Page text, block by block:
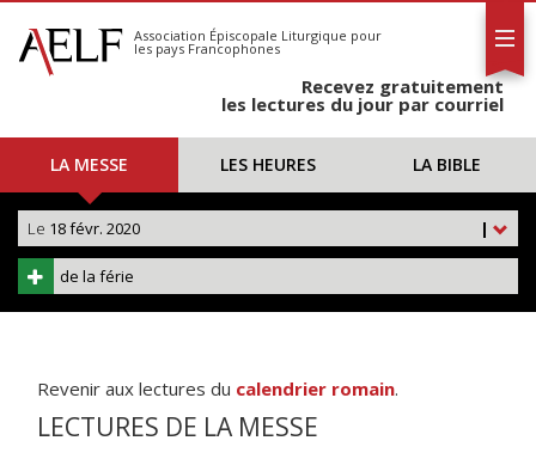
S'abonner
Calendrier
Association Épiscopale Liturgique pour
les pays Francophones
Recevez gratuitement
les lectures du jour par courriel
LA MESSE LES HEURES LA BIBLE
|
Le 18 févr. 2020
de la férie
Revenir aux lectures du calendrier romain.
LECTURES DE LA MESSE